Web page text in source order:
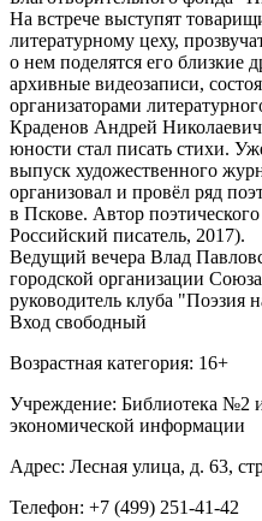
На встрече выступят
литературному цеху,
о нем поделятся его близкие
архивные видеозаписи,
организаторами
Краденов Андрей
юности стал писать стихи.
выпуск художественного
организовал и провёл ряд
в Пскове. Автор
Российский писатель, 2017).
Ведущий вечера Влад
городской организации
руководитель клуба "Поэзия
Вход свободный
Возрастная категория: 16+
Учреждение: Библиотека
экономической информации
Адрес: Лесная улица, д. 63,
Телефон: +7 (499) 251-41-42